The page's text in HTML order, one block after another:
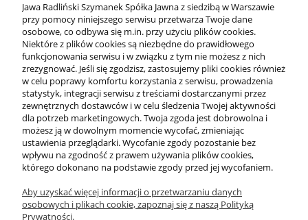
OFERTA
O NAS
INFORMACJE
PŁATNOŚCI I DOSTAWA
Jawa Radliński Szymanek Spółka Jawna z siedzibą w Warszawie
przy pomocy niniejszego serwisu przetwarza Twoje dane
osobowe, co odbywa się m.in. przy użyciu plików cookies.
Niektóre z plików cookies są niezbędne do prawidłowego
funkcjonowania serwisu i w związku z tym nie możesz z nich
zrezygnować. Jeśli się zgodzisz, zastosujemy pliki cookies również
w celu poprawy komfortu korzystania z serwisu, prowadzenia
statystyk, integracji serwisu z treściami dostarczanymi przez
zewnętrznych dostawców i w celu śledzenia Twojej aktywności
dla potrzeb marketingowych. Twoja zgoda jest dobrowolna i
możesz ją w dowolnym momencie wycofać, zmieniając
ustawienia przeglądarki. Wycofanie zgody pozostanie bez
wpływu na zgodność z prawem używania plików cookies,
którego dokonano na podstawie zgody przed jej wycofaniem.
Aby uzyskać więcej informacji o przetwarzaniu danych
osobowych i plikach cookie, zapoznaj się z naszą Polityką
Prywatności.